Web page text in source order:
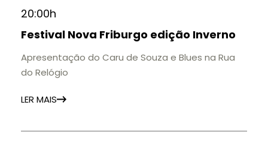
20:00h
Festival Nova Friburgo edição Inverno
Apresentação do Caru de Souza e Blues na Rua
do Relógio
LER MAIS